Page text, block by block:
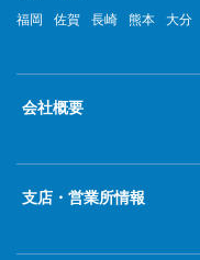
2022年4月
2022年3月
2022年1月
福岡
佐賀 長崎 熊本 大分
会社概要
支店・営業所情報